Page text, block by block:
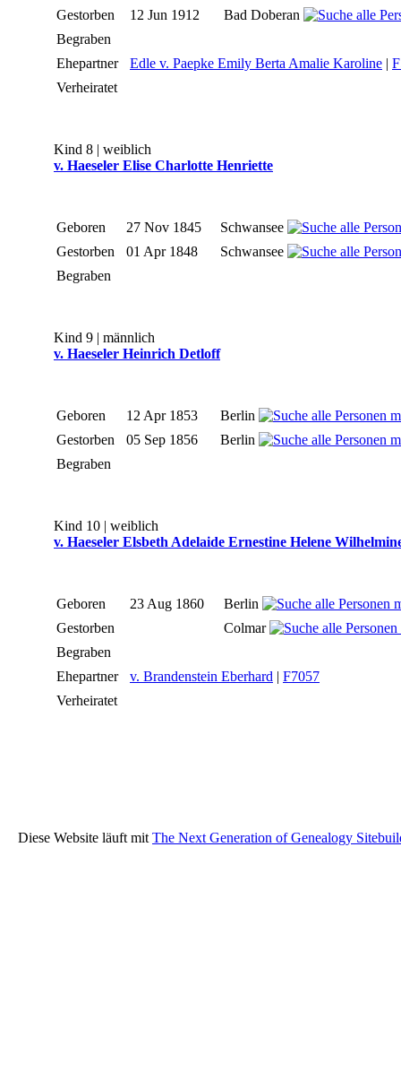
Gestorben
12 Jun 1912
Bad Doberan
Begraben
Ehepartner
Edle v. Paepke Emily Berta Amalie Karoline |
Verheiratet
Kind 8 | weiblich
v. Haeseler Elise Charlotte Henriette
Geboren 27 Nov 1845
Schwansee
Gestorben
01 Apr 1848
Schwansee
Begraben
Kind 9 | männlich
v. Haeseler Heinrich Detloff
Geboren 12 Apr 1853
Berlin
Gestorben
05 Sep 1856
Berlin
Begraben
Kind 10 | weiblich
v. Haeseler Elsbeth Adelaide Ernestine Helene
Geboren 23 Aug 1860
Berlin
Gestorben
Colmar
Begraben
Ehepartner
v. Brandenstein Eberhard | F7057
Verheiratet
Diese Website läuft mit The Next Generation of Genealogy